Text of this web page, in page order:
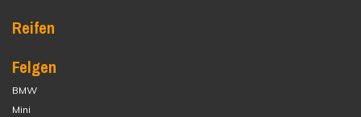
Reifen
Felgen
BMW
Mini